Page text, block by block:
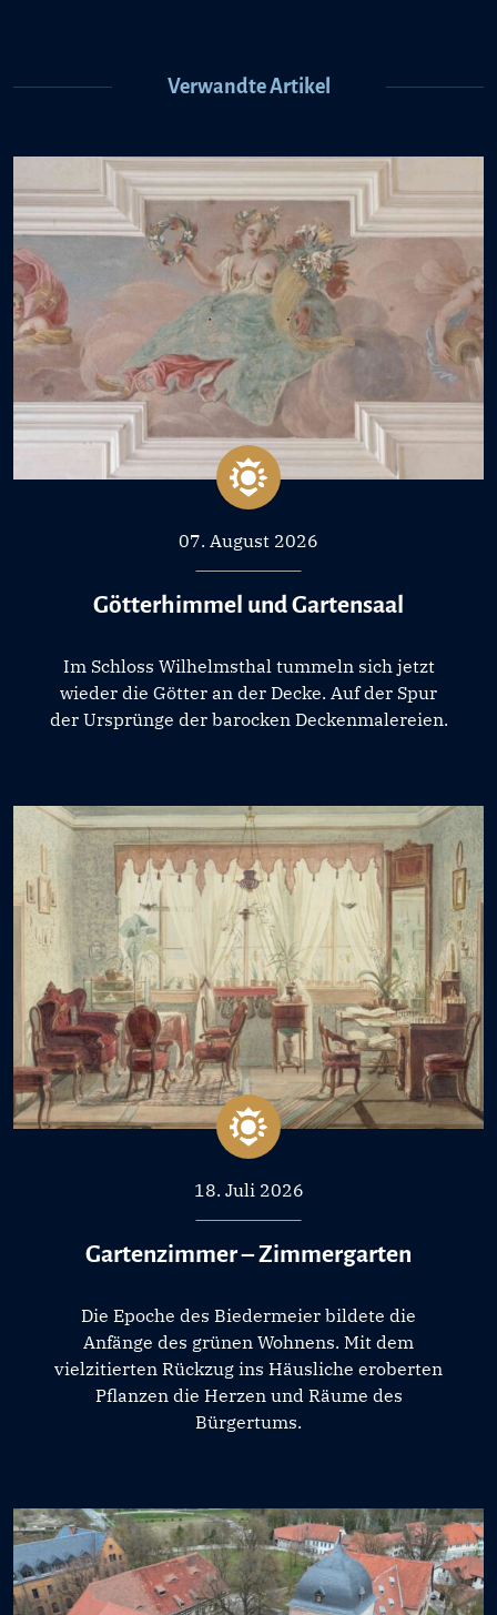
Verwandte Artikel
07. August 2026
Götterhimmel und Gartensaal
Im Schloss Wilhelmsthal tummeln sich jetzt
wieder die Götter an der Decke. Auf der Spur
der Ursprünge der barocken Deckenmalereien.
18. Juli 2026
Gartenzimmer – Zimmergarten
Die Epoche des Biedermeier bildete die
Anfänge des grünen Wohnens. Mit dem
vielzitierten Rückzug ins Häusliche eroberten
Pflanzen die Herzen und Räume des
Bürgertums.